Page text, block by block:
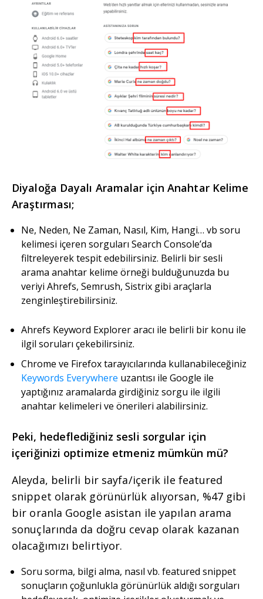
Diyaloğa Dayalı Aramalar için Anahtar Kelime
Araştırması;
Ne, Neden, Ne Zaman, Nasıl, Kim, Hangi… vb soru
kelimesi içeren sorguları Search Console’da
filtreleyerek tespit edebilirsiniz. Belirli bir sesli
arama anahtar kelime örneği bulduğunuzda bu
veriyi Ahrefs, Semrush, Sistrix gibi araçlarla
zenginleştirebilirsiniz.
Ahrefs Keyword Explorer aracı ile belirli bir konu ile
ilgil soruları çekebilirsiniz.
Chrome ve Firefox tarayıcılarında kullanabileceğiniz
Keywords Everywhere uzantısı ile Google ile
yaptığınız aramalarda girdiğiniz sorgu ile ilgili
anahtar kelimeleri ve önerileri alabilirsiniz.
Peki, hedeflediğiniz sesli sorgular için
içeriğinizi optimize etmeniz mümkün mü?
Aleyda, belirli bir sayfa/içerik ile featured
snippet olarak görünürlük alıyorsan, %47 gibi
bir oranla Google asistan ile yapılan arama
sonuçlarında da doğru cevap olarak kazanan
olacağımızı belirtiyor.
Soru sorma, bilgi alma, nasıl vb. featured snippet
sonuçların çoğunlukla görünürlük aldığı sorguları